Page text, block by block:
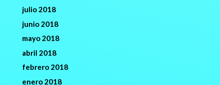
julio 2018
junio 2018
mayo 2018
abril 2018
febrero 2018
enero 2018